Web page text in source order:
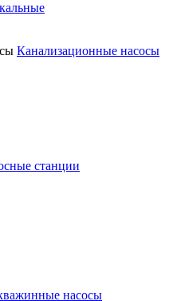
Канализационные насосы
станции
насосы